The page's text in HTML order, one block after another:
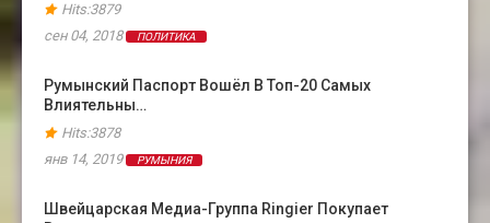
Hits:3879
сен 04, 2018
ПОЛИТИКА
Румынский Паспорт Вошёл В Топ-20 Самых
Влиятельны…
Hits:3878
янв 14, 2019
РУМЫНИЯ
Швейцарская Медиа-Группа Ringier Покупает